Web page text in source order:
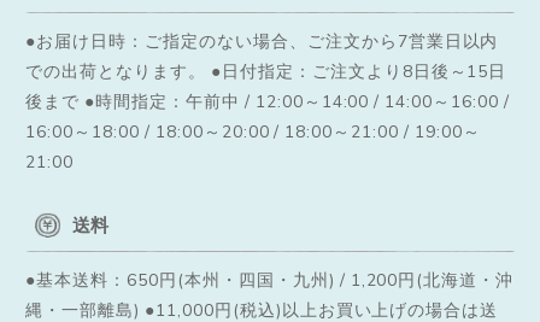
●お届け日時：ご指定のない場合、ご注文から7営業日以内
での出荷となります。
●日付指定：ご注文より8日後～15日
後まで ●時間指定：午前中 / 12:00～14:00 / 14:00～16:00 /
16:00～18:00 / 18:00～20:00 / 18:00～21:00 / 19:00～
21:00
送料
●基本送料：650円(本州・四国・九州) / 1,200円(北海道・沖
縄・一部離島) ●11,000円(税込)以上お買い上げの場合は送